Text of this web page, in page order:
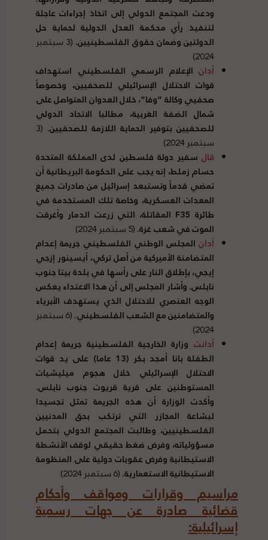
ودعت المجتمع الدولي إلى اتخاذ إجراءات عاجلة
لتنفيذ رأي محكمة العدل الدولية لحماية حل
الدولتين وضمان حقوق الفلسطينيين.
(3 سبتمبر
2024)
أدان الإعلام الرسمي الفلسطيني استهداف
قوات الاحتلال الإسرائيلي للصحفيين، وخصوصاً
صحفيي وكالة “وفا”، خلال العدوان المتواصل على
شمال الضفة الغربية، مطالبا الاتحاد الدولي
للصحفيين بتوفير الحماية اللازمة للصحفيين. (3
سبتمبر 2024)
قال سفير دولة فلسطين لدى المملكة المتحدة
حسام زملط، إنه يجب على الحكومة البريطانية أن
تمضي قدماً وتستبعد إسرائيل من صادرات جميع
المعدات العسكرية، وخاصة تلك المستخدمة في
طائرة F35 المقاتلة، التي زرعت الدمار وأغرقت
الموت في شعب غزة.(5 سبتمبر 2024)
أدان المجلس الوطني الفلسطيني جريمة إعدام
المتضامنة الأميركية من أصل تركي، أيسينور إزجي
إيجي، بإطلاق النار على رأسها في بلدة بيتا جنوب
نابلس. وأشار المجلس إلى أن هذا الاعتداء يعكس
الوجه العنصري للاحتلال الذي يستهدف الأبرياء
والمتضامنين مع الشعب الفلسطيني.
(6 سبتمبر
2024)
أدانت وزارة الخارجية الفلسطينية جريمة إعدام
الطفلة بانا أمجد بكر (13 عاما) على يد قوات
الاحتلال الإسرائيلي خلال هجوم ميليشيات
المستوطنين على قرية قريوت جنوب نابلس.
وأكدت الوزارة أن هذه الجريمة تمثل تجسيدا
لبشاعة المجازر التي ترتكب بحق المدنيين
الفلسطينيين، وطالبت المجتمع الدولي بتحمل
مسؤولياته، وفرض ضغط حقيقي لوقف الأنشطة
الاستيطانية وفرض عقوبات دولية على المنظومة
الاستيطانية الاستعمارية.(6 سبتمبر 2024)
مراسيم وقرارات ومواقف وأحكام
قضائية صادرة عن جهات رسمية
إسرائيلية: